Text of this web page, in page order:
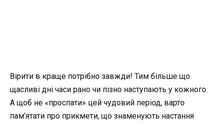
Вірити в краще потрібно завжди! Тим більше що
щасливі дні часи рано чи пізно наступають у кожного.
А щоб не «проспати» цей чудовий період, варто
пам’ятати про прикмети, що знаменують настання